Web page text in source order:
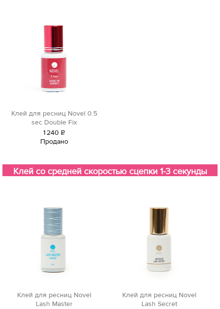
Клей для ресниц Novel 0.5
sec Double Fix
1240 Р
уб.
Продано
Клей со средней скоростью сцепки 1-3 секунды
Клей для ресниц Novel
Lash Master
Клей для ресниц Novel
Lash Secret